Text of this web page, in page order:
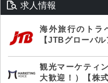
求人情報
海外旅行のトラ
【JTBグローバル
観光マーケティ
大歓迎！）【株